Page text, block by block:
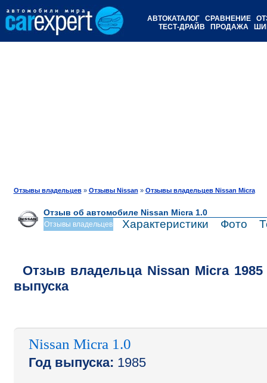
АВТОКАТАЛОГ СРАВНЕНИЕ
ТЕСТ-ДРАЙВ
ПРОДАЖА
Отзывы владельцев» Отзывы Nissan » Отзывы владельцев Nissan Micra
Отзыв об автомобиле Nissan Micra 1.0
Отзывы владельцев Характеристики Фото
Отзыв владельца Nissan Micra 1985
выпуска
Nissan Micra 1.0
Год выпуска: 1985